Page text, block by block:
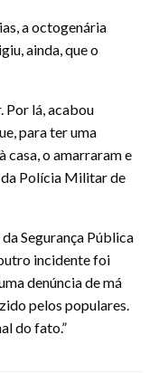
a octogenária
ainda, que o
Por lá, acabou
para ter uma
casa, o amarraram e
Polícia Militar de
Segurança Pública
incidente foi
denúncia de má
pelos populares.
do fato.”